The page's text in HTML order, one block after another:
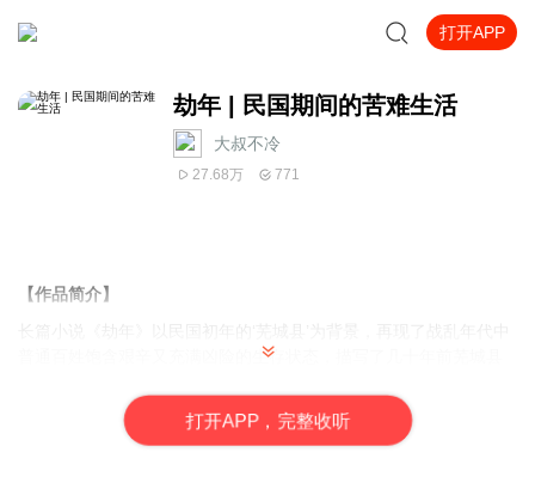
打开APP
劫年 | 民国期间的苦难生活
大叔不冷
27.68万 771
【作品简介】
普通百姓饱含艰辛又充满凶险的生存状态，描写了几十年前芜城县
人公兰花在风云动荡中，亲人离散，无家可归，带着小虎辗转奔
波，屡遇匪患，又遭日寇侵扰，最后投身革命的故事。
打开APP，完整收听